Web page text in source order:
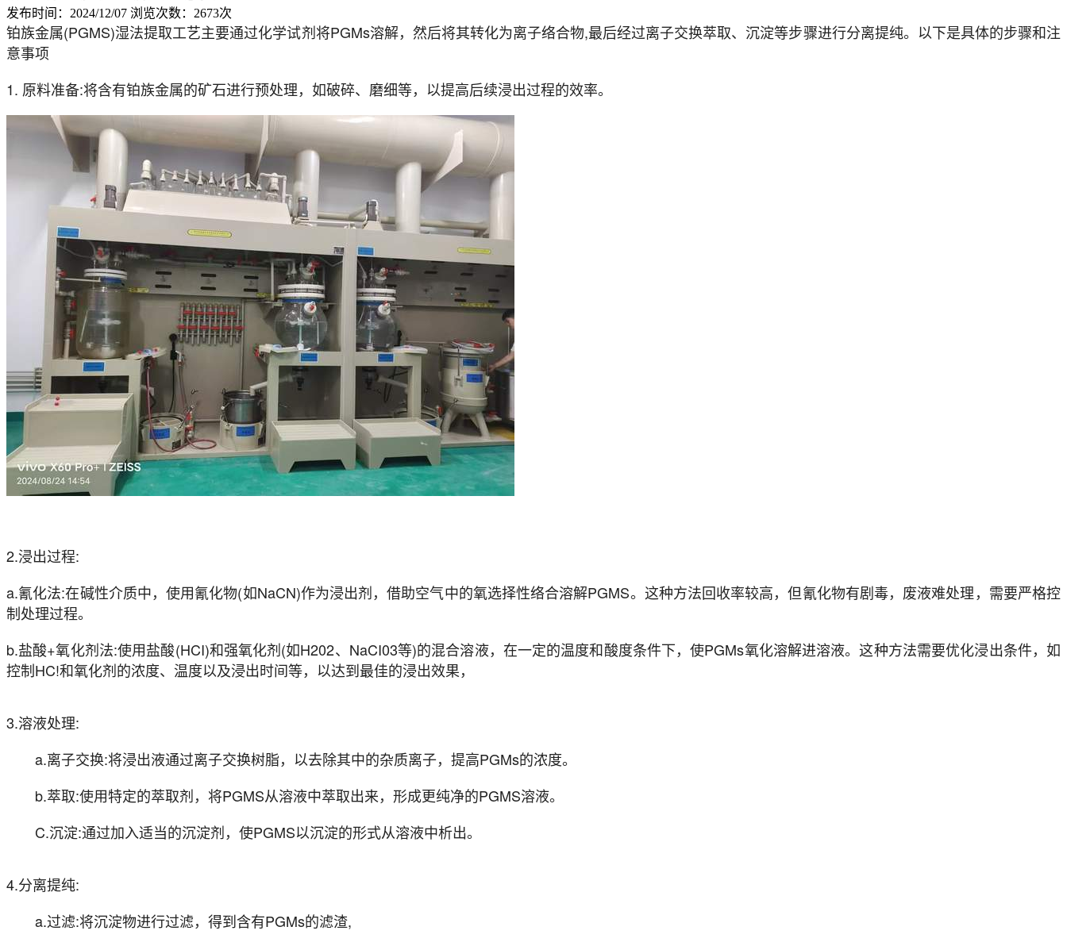
发布时间：2024/12/07 浏览次数：2673次
铂族金属(PGMS)湿法提取工艺主要通过化学试剂将PGMs溶解，然后将其转化为离子络合物,最后经过离子交换萃取、沉淀等步骤进行分离提纯。以下是具体的步骤和注
意事项
1. 原料准备:将含有铂族金属的矿石进行预处理，如破碎、磨细等，以提高后续浸出过程的效率。
2.浸出过程:
a.氰化法:在碱性介质中，使用氰化物(如NaCN)作为浸出剂，借助空气中的氧选择性络合溶解PGMS。这种方法回收率较高，但氰化物有剧毒，废液难处理，需要严格控
制处理过程。
b.盐酸+氧化剂法:使用盐酸(HCI)和强氧化剂(如H202、NaCI03等)的混合溶液，在一定的温度和酸度条件下，使PGMs氧化溶解进溶液。这种方法需要优化浸出条件，如
控制HC!和氧化剂的浓度、温度以及浸出时间等，以达到最佳的浸出效果，
3.溶液处理:
a.离子交换:将浸出液通过离子交换树脂，以去除其中的杂质离子，提高PGMs的浓度。
b.萃取:使用特定的萃取剂，将PGMS从溶液中萃取出来，形成更纯净的PGMS溶液。
C.沉淀:通过加入适当的沉淀剂，使PGMS以沉淀的形式从溶液中析出。
4.分离提纯:
a.过滤:将沉淀物进行过滤，得到含有PGMs的滤渣,